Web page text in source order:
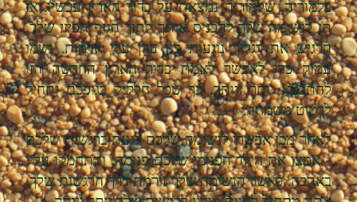
בלמוריה, שלמוריה נמצאת על כדור הארץ עכשיו. אז
תן לנשימה שלך להכניס אותך לתוך הגוף הפיזי שלך,
הרגיש את רגליך נוגעות בגן עדן עלי אדמות. נשמו
עמוק כדי לאפשר לאמת כדור הארץ החדשה הזו
להתבטא יותר ויותר, כך שכל חלקיק בגופכם יתחיל
לרטוט משמחה.
לאחר מכן אפשרו לנשימה שלכם לגעת ברגשות שלכם
- אמצו את הילד הפנימי שלכם פנימה, והתחמקו עליו
באהבה. כאשר הנשימה שלך זורמת דרך הרגשות שלך,